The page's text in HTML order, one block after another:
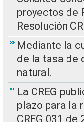
proyectos de
Resolución
Mediante la
de la tasa de
natural.
La CREG
plazo para la
CREG 031 de